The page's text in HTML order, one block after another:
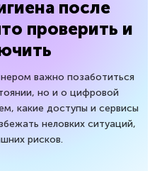
после
проверить и
важно позаботиться
но и о цифровой
какие доступы и сервисы
неловких ситуаций,
рисков.